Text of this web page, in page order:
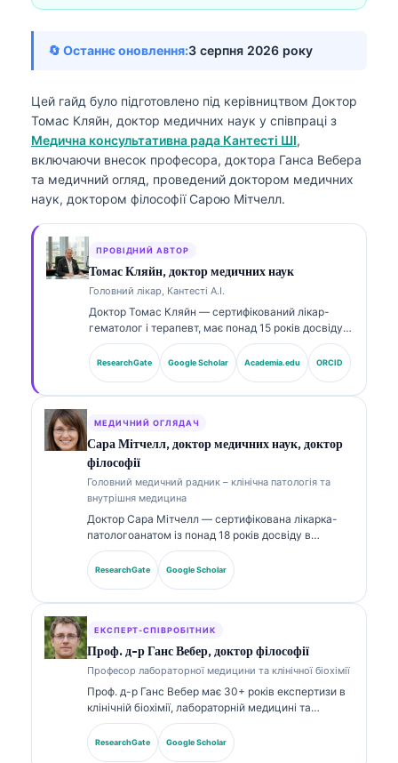
🔄 Останнє оновлення:3 серпня 2026 року
Цей гайд було підготовлено під керівництвом Доктор
Томас Кляйн, доктор медичних наук у співпраці з
Медична консультативна рада Кантесті ШІ,
включаючи внесок професора, доктора Ганса Вебера
та медичний огляд, проведений доктором медичних
наук, доктором філософії Сарою Мітчелл.
ПРОВІДНИЙ АВТОР
Томас Кляйн, доктор медичних наук
Головний лікар, Кантесті А.І.
Доктор Томас Кляйн — сертифікований лікар-
гематолог і терапевт, має понад 15 років досвіду в
лабораторній медицині та AI-асистованому
клінічному аналізі. Як головний медичний
директор (Chief Medical Officer) у Kantesti AI він
публікується щодо інтерпретації біомаркерів і
лабораторної діагностики з тем лабораторної
медицини.
ResearchGate Google Scholar Academia.edu ORCID
МЕДИЧНИЙ ОГЛЯДАЧ
Сара Мітчелл, доктор медичних наук, доктор
філософії
Головний медичний радник – клінічна патологія та
внутрішня медицина
Доктор Сара Мітчелл — сертифікована лікарка-
патологоанатом із понад 18 років досвіду в
лабораторній медицині та діагностичному аналізі.
Вона має спеціалізовані сертифікати з клінічної
хімії та широко публікувалася щодо панелей
ResearchGate Google Scholar
ЕКСПЕРТ-СПІВРОБІТНИК
Проф. д-р Ганс Вебер, доктор філософії
Професор лабораторної медицини та клінічної біохімії
Проф. д-р Ганс Вебер має 30+ років експертизи в
клінічній біохімії, лабораторній медицині та
дослідженнях біомаркерів. Колишній президент
Німецького товариства клінічної хімії, він
спеціалізується на аналізі діагностичних панелей,
ResearchGate Google Scholar